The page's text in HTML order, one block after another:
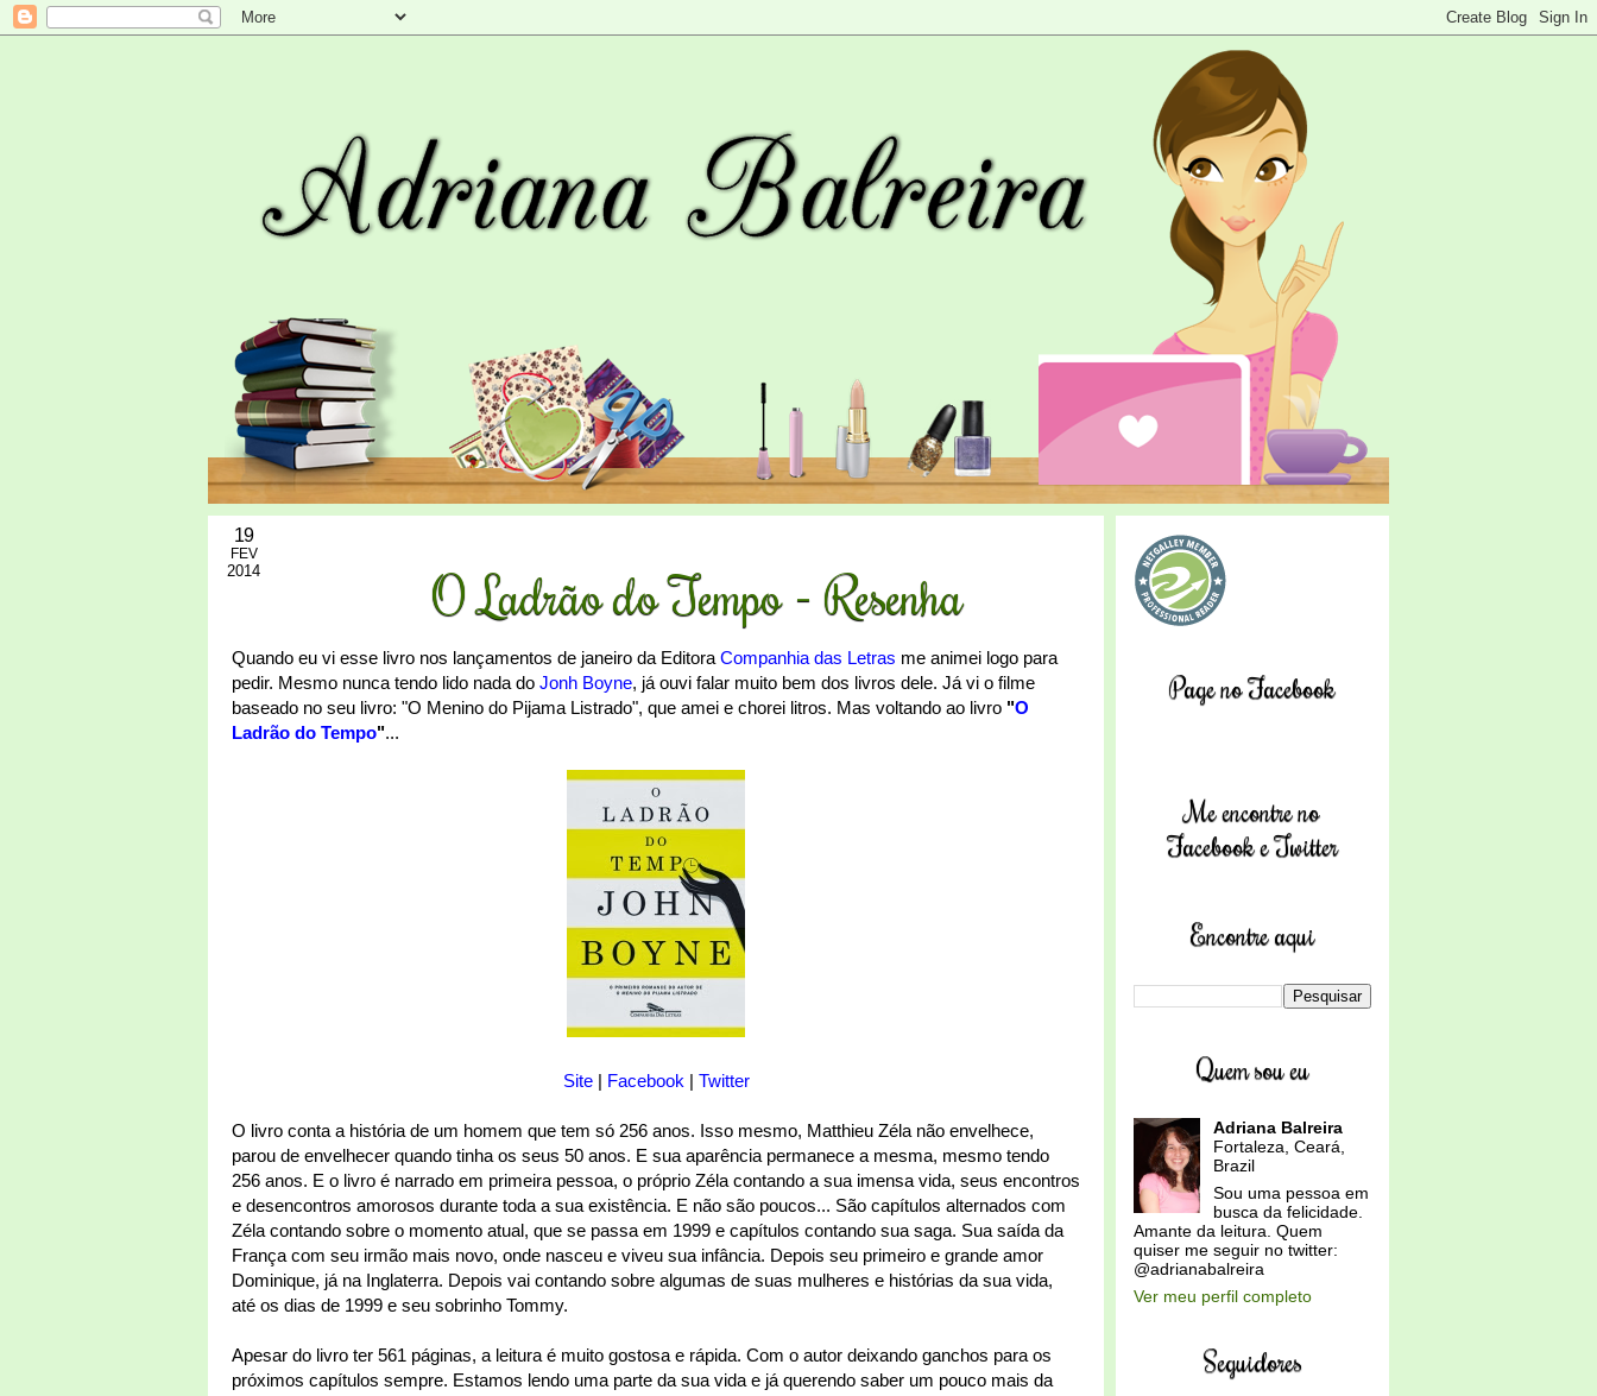
19
FEV
2014 O Ladrão do Tempo - Resenha
Quando eu vi esse livro nos lançamentos de janeiro da Editora Companhia das Letras me animei logo para
pedir. Mesmo nunca tendo lido nada do Jonh Boyne, já ouvi falar muito bem dos livros dele. Já vi o filme
baseado no seu livro: "O Menino do Pijama Listrado", que amei e chorei litros. Mas voltando ao livro "O
Ladrão do Tempo"...
Site| Facebook | Twitter
O livro conta a história de um homem que tem só 256 anos. Isso mesmo, Matthieu Zéla não envelhece,
parou de envelhecer quando tinha os seus 50 anos. E sua aparência permanece a mesma, mesmo tendo
256 anos. E o livro é narrado em primeira pessoa, o próprio Zéla contando a sua imensa vida, seus encontros
e desencontros amorosos durante toda a sua existência. E não são poucos... São capítulos alternados com
Zéla contando sobre o momento atual, que se passa em 1999 e capítulos contando sua saga. Sua saída da
França com seu irmão mais novo, onde nasceu e viveu sua infância. Depois seu primeiro e grande amor
Dominique, já na Inglaterra. Depois vai contando sobre algumas de suas mulheres e histórias da sua vida,
até os dias de 1999 e seu sobrinho Tommy.
Apesar do livro ter 561 páginas, a leitura é muito gostosa e rápida. Com o autor deixando ganchos para os
próximos capítulos sempre. Estamos lendo uma parte da sua vida e já querendo saber um pouco mais da
Page no Facebook
Me encontre no
Facebook e Twitter
Encontre aqui
Quem sou eu
Adriana Balreira
Fortaleza, Ceará,
Brazil
Sou uma pessoa em
busca da felicidade.
Amante da leitura. Quem
quiser me seguir no twitter:
@adrianabalreira
Ver meu perfil completo
Seguidores